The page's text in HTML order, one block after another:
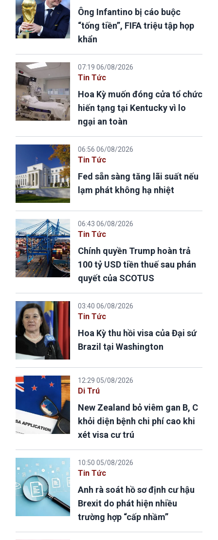
Ông Infantino bị cáo buộc
“tống tiền”, FIFA triệu tập họp
khẩn
07:19 06/08/2026
Tin Tức
Hoa Kỳ muốn đóng cửa tổ chức
hiến tạng tại Kentucky vì lo
ngại an toàn
06:56 06/08/2026
Tin Tức
Fed sẵn sàng tăng lãi suất nếu
lạm phát không hạ nhiệt
06:43 06/08/2026
Tin Tức
Chính quyền Trump hoàn trả
100 tỷ USD tiền thuế sau phán
quyết của SCOTUS
03:40 06/08/2026
Tin Tức
Hoa Kỳ thu hồi visa của Đại sứ
Brazil tại Washington
12:29 05/08/2026
Di Trú
New Zealand bỏ viêm gan B, C
khỏi diện bệnh chi phí cao khi
xét visa cư trú
10:50 05/08/2026
Tin Tức
Anh rà soát hồ sơ định cư hậu
Brexit do phát hiện nhiều
trường hợp “cấp nhầm”